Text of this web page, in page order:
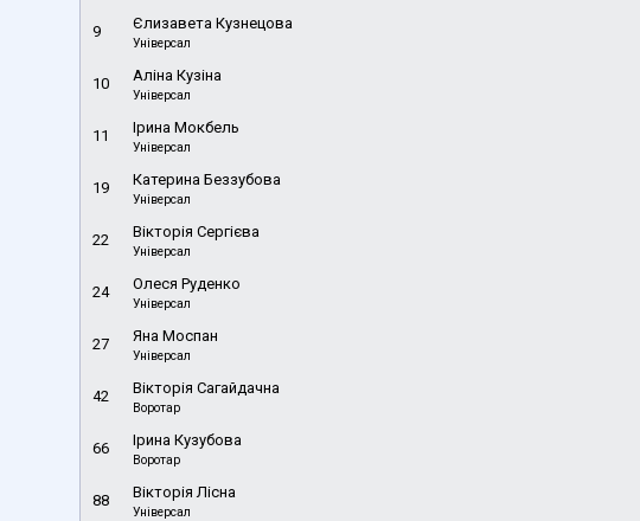
9 Єлизавета Кузнецова
Універсал
10 Аліна Кузіна
Універсал
11 Ірина Мокбель
Універсал
19 Катерина Беззубова
Універсал
22 Вікторія Сергієва
Універсал
24 Олеся Руденко
Універсал
27 Яна Моспан
Універсал
42 Вікторія Сагайдачна
Воротар
66 Ірина Кузубова
Воротар
88 Вікторія Лісна
Універсал